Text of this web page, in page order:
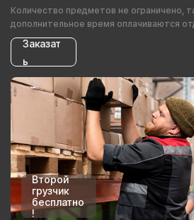
Количество предметов не ограничено,
дополнительное время оплачиваются
Заказат
ь
Второй
грузчик
бесплатно
!